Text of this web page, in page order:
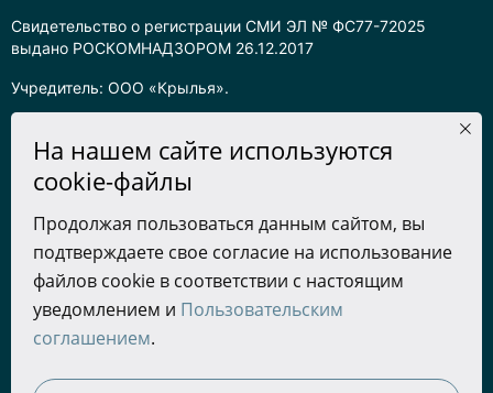
Свидетельство о регистрации СМИ ЭЛ № ФС77-72025
выдано РОСКОМНАДЗОРОМ 26.12.2017
Учредитель: ООО «Крылья».
Информация на сайте предназначена для лиц старше 16 лет.
защищены в соответствии с российским законодательством
об интеллектуальной собственности. Любое использование
текстовых, фото, аудио и видеоматериалов возможно только
с согласия правообладателя (ООО «Крылья») и при строгом
наличии ссылки на ресурс. Для сетевых ресурсов –
гиперссылка.
На нашем сайте используются
cookie-файлы
Продолжая пользоваться данным сайтом, вы
подтверждаете свое согласие на использование
файлов cookie в соответствии с настоящим
уведомлением и Пользовательским
соглашением.